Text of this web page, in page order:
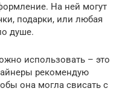
На ней могут
подарки, или любая
душе.
использовать – это
рекомендую
она могла свисать с